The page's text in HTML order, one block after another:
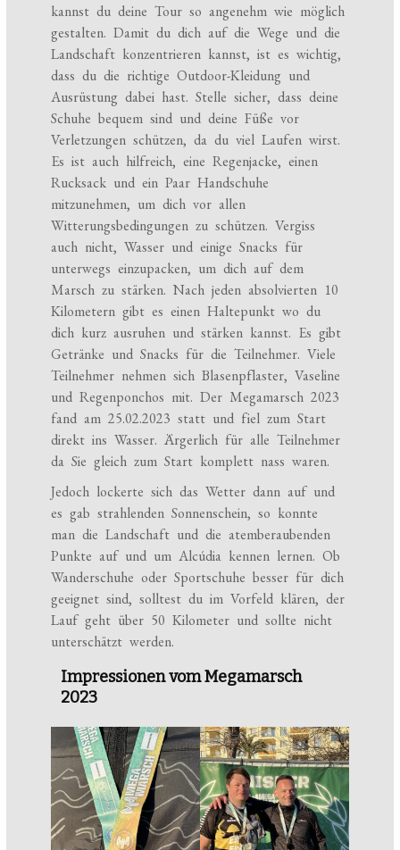
kannst du deine Tour so angenehm wie möglich
gestalten. Damit du dich auf die Wege und die
Landschaft konzentrieren kannst, ist es wichtig,
dass du die richtige Outdoor-Kleidung und
Ausrüstung dabei hast. Stelle sicher, dass deine
Schuhe bequem sind und deine Füße vor
Verletzungen schützen, da du viel Laufen wirst.
Es ist auch hilfreich, eine Regenjacke, einen
Rucksack und ein Paar Handschuhe
mitzunehmen, um dich vor allen
Witterungsbedingungen zu schützen. Vergiss
auch nicht, Wasser und einige Snacks für
unterwegs einzupacken, um dich auf dem
Marsch zu stärken. Nach jeden absolvierten 10
Kilometern gibt es einen Haltepunkt wo du
dich kurz ausruhen und stärken kannst. Es gibt
Getränke und Snacks für die Teilnehmer. Viele
Teilnehmer nehmen sich Blasenpflaster, Vaseline
und Regenponchos mit. Der Megamarsch 2023
fand am 25.02.2023 statt und fiel zum Start
direkt ins Wasser. Ärgerlich für alle Teilnehmer
da Sie gleich zum Start komplett nass waren.
Jedoch lockerte sich das Wetter dann auf und
es gab strahlenden Sonnenschein, so konnte
man die Landschaft und die atemberaubenden
Punkte auf und um Alcúdia kennen lernen. Ob
Wanderschuhe oder Sportschuhe besser für dich
geeignet sind, solltest du im Vorfeld klären, der
Lauf geht über 50 Kilometer und sollte nicht
unterschätzt werden.
Impressionen vom Megamarsch
2023